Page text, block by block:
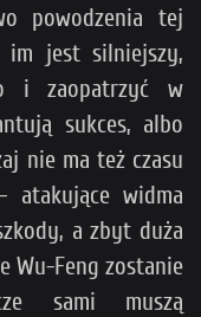
powodzenia tej
im jest silniejszy,
i zaopatrzyć w
sukces, albo
nie ma też czasu
widma
a zbyt duża
Wu-Feng zostanie
sami muszą